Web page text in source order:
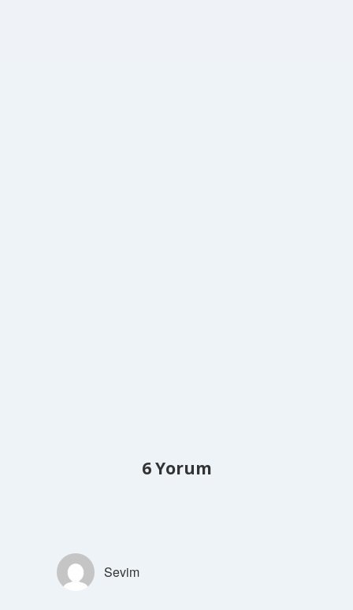
6 Yorum
Sevim